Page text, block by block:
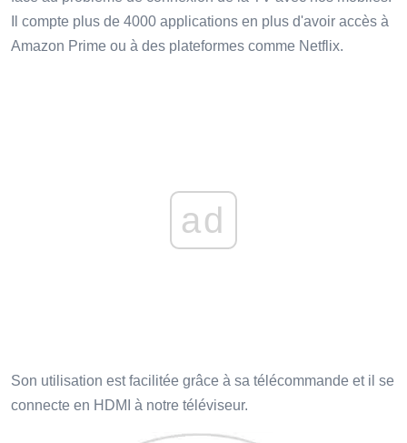
Il compte plus de 4000 applications en plus d'avoir accès à
Amazon Prime ou à des plateformes comme Netflix.
ad
Son utilisation est facilitée grâce à sa télécommande et il se
connecte en HDMI à notre téléviseur.